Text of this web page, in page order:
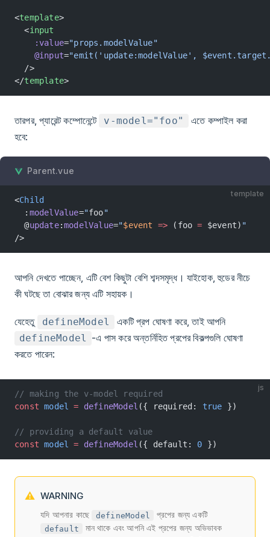
<template>
  <
input
    :value
="props.modelValue"
    @input
="emit('update:modelValue',
  />
</template>
তারপর, প্যারেন্ট কম্পোনেন্টে v-model="foo"
এতে কম্পাইল করা
হবে:
Parent.vue
template
<Child
  :
modelValue="foo"
  @
update:modelValue="$event => (foo = $event) "
/>
আপনি দেখতে পাচ্ছেন, এটি বেশ কিছুটা বেশি শব্দসমৃদ্ধ। যাইহোক, হুডের নীচে
কী ঘটছে তা বোঝার জন্য এটি সহায়ক।
যেহেতু defineModel একটি প্রপ ঘোষণা করে, তাই আপনি
defineModel -এ পাস করে অন্তর্নিহিত প্রপের বিকল্পগুলি ঘোষণা
করতে পারেন:
js
// making the v-model required
const model = defineModel ({ required: true })
// providing a default value
const model = defineModel ({ default: 0 })
WARNING
যদি আপনার কাছে defineModel প্রপের জন্য একটি
default
মান থাকে এবং আপনি এই প্রপের জন্য অভিভাবক